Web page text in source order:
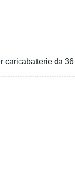
caricabatterie da